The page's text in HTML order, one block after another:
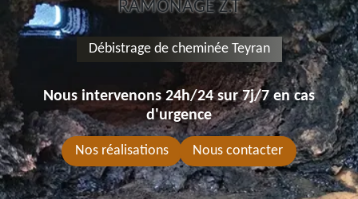
RAMONAGE Z.T
Débistrage de cheminée Teyran
Nous intervenons 24h/24 sur 7j/7 en cas
d'urgence
Nos réalisations Nous contacter